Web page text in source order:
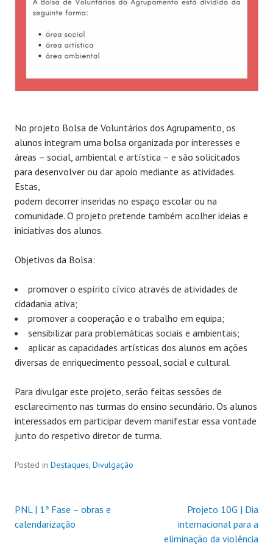
No projeto Bolsa de Voluntários dos Agrupamento, os
alunos integram uma bolsa organizada por interesses e
áreas – social, ambiental e artística – e são solicitados
para desenvolver ou dar apoio mediante as atividades.
Estas,
podem decorrer inseridas no espaço escolar ou na
comunidade. O projeto pretende também acolher ideias e
iniciativas dos alunos.
Objetivos da Bolsa:
promover o espírito cívico através de atividades de
cidadania ativa;
promover a cooperação e o trabalho em equipa;
sensibilizar para problemáticas sociais e ambientais;
aplicar as capacidades artísticas dos alunos em ações
diversas de enriquecimento pessoal, social e cultural.
Para divulgar este projeto, serão feitas sessões de
esclarecimento nas turmas do ensino secundário. Os alunos
interessados em participar devem manifestar essa vontade
junto do respetivo diretor de turma.
Posted in Destaques, Divulgação
PNL | 1ª Fase – obras e
calendarização
Projeto 10G | Dia
internacional para a
eliminação da violência